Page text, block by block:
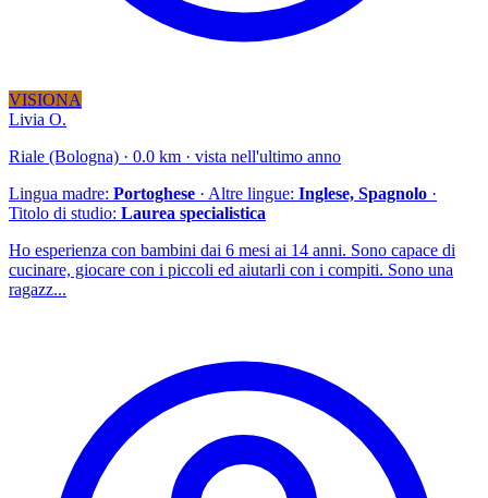
VISIONA
Livia O.
Riale (Bologna) · 0.0 km · vista nell'ultimo anno
Lingua madre: Portoghese · Altre lingue: Inglese, Spagnolo ·
Titolo di studio: Laurea specialistica
Ho esperienza con bambini dai 6 mesi ai 14 anni. Sono capace di
cucinare, giocare con i piccoli ed aiutarli con i compiti. Sono una
ragazz...